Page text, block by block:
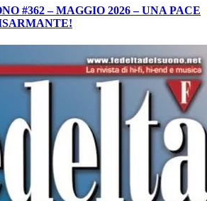
#362 – MAGGIO 2026 – UNA PACE